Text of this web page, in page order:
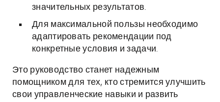
значительных результатов.
Для максимальной пользы необходимо
адаптировать рекомендации под
конкретные условия и задачи.
Это руководство станет надежным
помощником для тех, кто стремится улучшить
свои управленческие навыки и развить